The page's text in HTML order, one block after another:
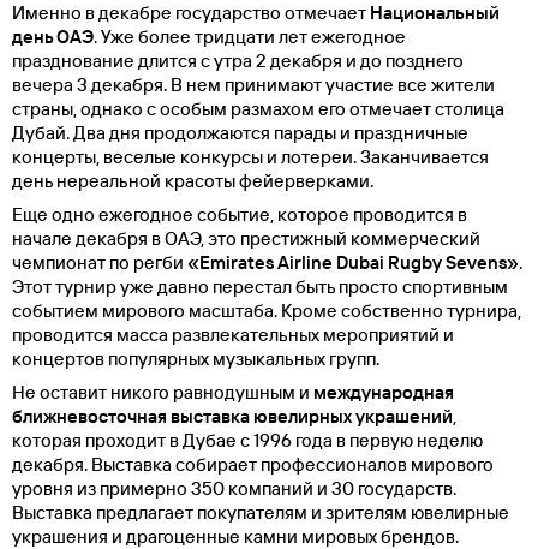
Именно в декабре государство отмечает Национальный
день ОАЭ. Уже более тридцати лет ежегодное
празднование длится с утра 2 декабря и до позднего
вечера 3 декабря. В нем принимают участие все жители
страны, однако с особым размахом его отмечает столица
Дубай. Два дня продолжаются парады и праздничные
концерты, веселые конкурсы и лотереи. Заканчивается
день нереальной красоты фейерверками.
Еще одно ежегодное событие, которое проводится в
начале декабря в ОАЭ, это престижный коммерческий
чемпионат по регби «Emirates Airline Dubai Rugby Sevens».
Этот турнир уже давно перестал быть просто спортивным
событием мирового масштаба. Кроме собственно турнира,
проводится масса развлекательных мероприятий и
концертов популярных музыкальных групп.
Не оставит никого равнодушным и международная
ближневосточная выставка ювелирных украшений,
которая проходит в Дубае с 1996 года в первую неделю
декабря. Выставка собирает профессионалов мирового
уровня из примерно 350 компаний и 30 государств.
Выставка предлагает покупателям и зрителям ювелирные
украшения и драгоценные камни мировых брендов.